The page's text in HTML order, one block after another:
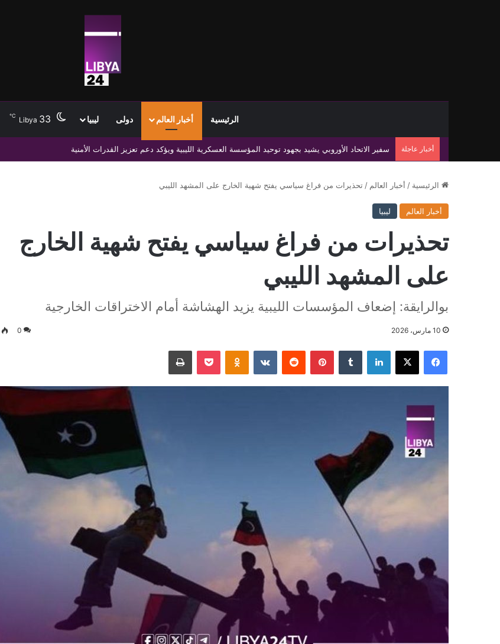
الرئيسية أخبار العالم دولى ليبيا Libya 33
℃
أخبار عاجلة مصر تؤكد دعم مشروع الممر البري بين مصر وليبيا وتشاد لتعزيز التجارة والتنمية
الرئيسية / أخبار العالم / تحذيرات من فراغ سياسي يفتح شهية الخارج على المشهد الليبي
أخبار العالم ليبيا
تحذيرات من فراغ سياسي يفتح شهية الخارج
على المشهد الليبي
بوالرايقة: إضعاف المؤسسات الليبية يزيد الهشاشة أمام الاختراقات الخارجية
10 مارس، 2026 0
فيسبوك ‫X لينكدإن بينتيريست Odnoklassniki
‫Pocket طباعة